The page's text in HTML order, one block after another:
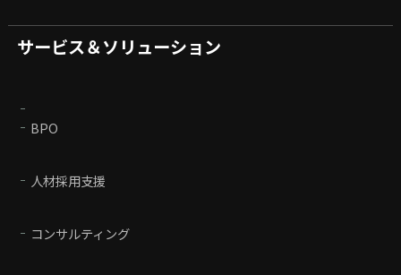
サービス＆ソリューション
BPO
人材採用支援
コンサルティング